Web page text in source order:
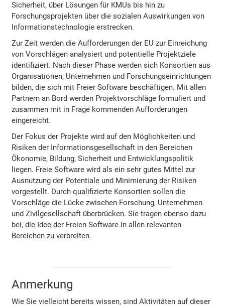
Sicherheit, über Lösungen für KMUs bis hin zu
Forschungsprojekten über die sozialen Auswirkungen von
Informationstechnologie erstrecken.
Zur Zeit werden die Aufforderungen der EU zur Einreichung
von Vorschlägen analysiert und potentielle Projektziele
identifiziert. Nach dieser Phase werden sich Konsortien aus
Organisationen, Unternehmen und Forschungseinrichtungen
bilden, die sich mit Freier Software beschäftigen. Mit allen
Partnern an Bord werden Projektvorschläge formuliert und
zusammen mit in Frage kommenden Aufforderungen
eingereicht.
Der Fokus der Projekte wird auf den Möglichkeiten und
Risiken der Informationsgesellschaft in den Bereichen
Ökonomie, Bildung, Sicherheit und Entwicklungspolitik
liegen. Freie Software wird als ein sehr gutes Mittel zur
Ausnutzung der Potentiale und Minimierung der Risiken
vorgestellt. Durch qualifizierte Konsortien sollen die
Vorschläge die Lücke zwischen Forschung, Unternehmen
und Zivilgesellschaft überbrücken. Sie tragen ebenso dazu
bei, die Idee der Freien Software in allen relevanten
Bereichen zu verbreiten.
Anmerkung
Wie Sie vielleicht bereits wissen, sind Aktivitäten auf dieser